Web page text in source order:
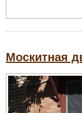
Москитная